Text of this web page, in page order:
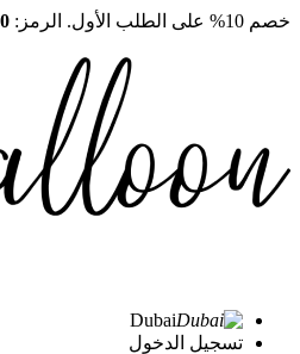
خصم 10% على الطلب الأول. الرمز:
Dubai
تسجيل الدخول